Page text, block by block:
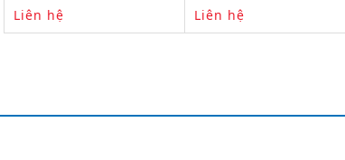
Liên hệ Liên hệ